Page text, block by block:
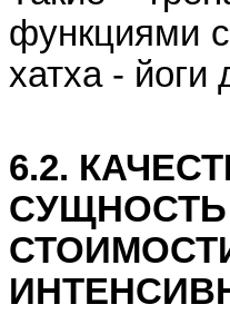
функциями
хатха - йоги
6.2.
СУЩНОСТЬ